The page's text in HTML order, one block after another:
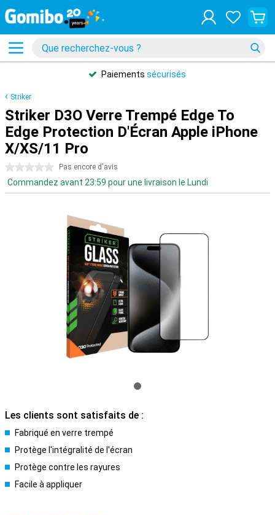
Paiements sécurisés
Striker
Striker D3O Verre Trempé Edge To
Edge Protection D'Écran Apple iPhone
X/XS/11 Pro
0 étoiles Pas encore d'avis
Commandez avant 23:59 pour une livraison le Lundi
Les clients sont satisfaits de :
Fabriqué en verre trempé
Protège l'intégralité de l'écran
Protège contre les rayures
Facile à appliquer